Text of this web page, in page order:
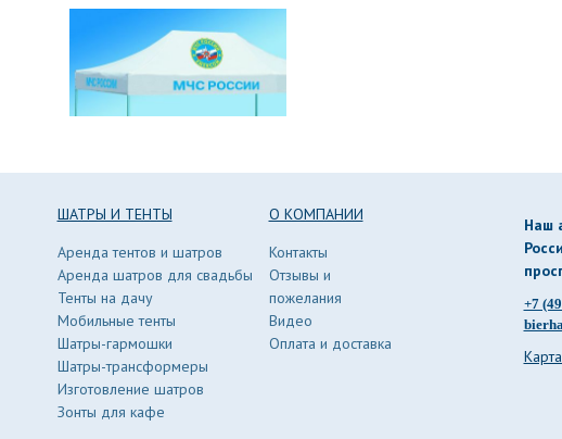
ШАТРЫ И ТЕНТЫ
Аренда тентов и шатров
Аренда шатров для свадьбы
Тенты на дачу
Мобильные тенты
Шатры-гармошки
Шатры-трансформеры
Изготовление шатров
Зонты для кафе
О КОМПАНИИ
Контакты
Отзывы и
пожелания
Видео
Оплата и доставка
Наш
+7